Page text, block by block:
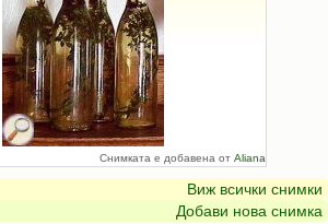
Снимката е добавена от Aliana
Виж всички снимки
Добави нова снимка